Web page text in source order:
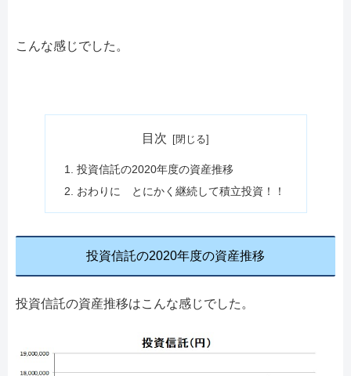
こんな感じでした。
目次
投資信託の2020年度の資産推移
おわりに とにかく継続して積立投資！！
投資信託の2020年度の資産推移
投資信託の資産推移はこんな感じでした。